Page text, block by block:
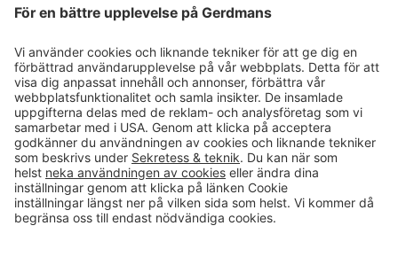
Läsvärt
Kontakt
info@gerdmans.se
0433-740 80
Kundservice öppettider
Vardagar 07.30-17.00